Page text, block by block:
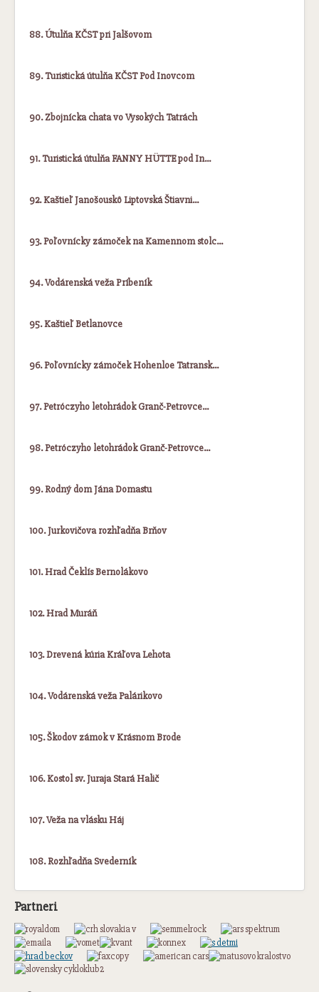
88. Útulňa KČST pri Jalšovom
89. Turistická útulňa KČST Pod Inovcom
90. Zbojnícka chata vo Vysokých Tatrách
91. Turistická útulňa FANNY HÜTTE pod In…
92. Kaštieľ Janošouskô Liptovská Štiavni…
93. Poľovnícky zámoček na Kamennom stolc…
94. Vodárenská veža Príbeník
95. Kaštieľ Betlanovce
96. Poľovnícky zámoček Hohenloe Tatransk…
97. Petróczyho letohrádok Granč-Petrovce…
98. Petróczyho letohrádok Granč-Petrovce…
99. Rodný dom Jána Domastu
100. Jurkovičova rozhľadňa Brňov
101. Hrad Čeklís Bernolákovo
102. Hrad Muráň
103. Drevená kúria Kráľova Lehota
104. Vodárenská veža Palárikovo
105. Škodov zámok v Krásnom Brode
106. Kostol sv. Juraja Stará Halič
107. Veža na vlásku Háj
108. Rozhľadňa Svederník
Partneri